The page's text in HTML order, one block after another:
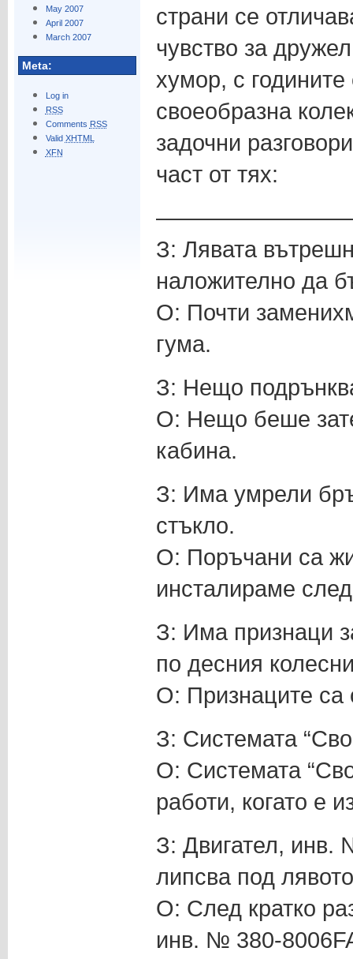
May 2007
April 2007
March 2007
Meta:
Log in
RSS
Comments RSS
Valid XHTML
XFN
страни се
чувство за
хумор, с
своеобразна
задочни
част от тях:
З: Лявата
наложително да
О: Почти
гума.
З: Нещо
О: Нещо беше
кабина.
З: Има умрели
стъкло.
О: Поръчани са
инсталираме
З: Има признаци
по десния
О: Признаците са
З: Системата
О: Системата
работи, когато е
З: Двигател, инв.
липсва под
О: След кратко
инв. № 380-